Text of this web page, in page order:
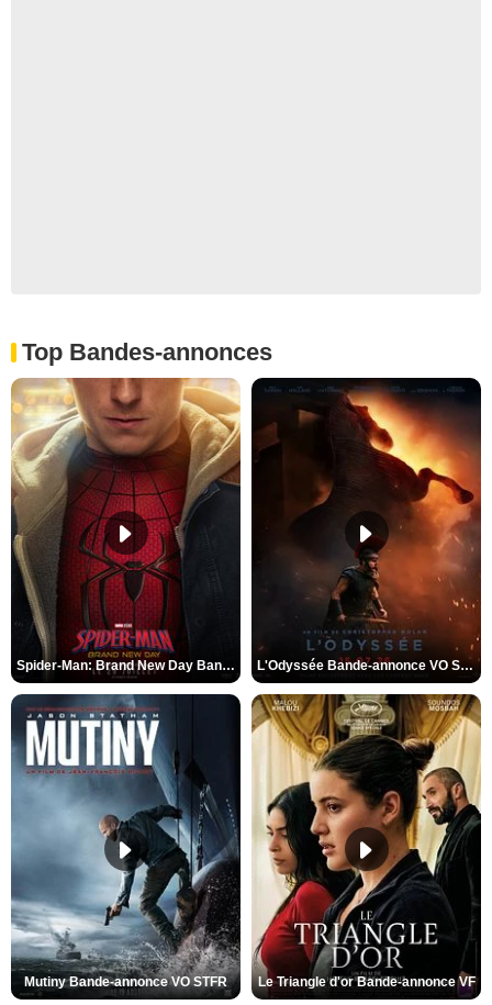
Top Bandes-annonces
Spider-Man: Brand New Day Bande-annonce VO STFR L'Odyssée Bande-annonce VO STFR
Mutiny Bande-annonce VO STFR Le Triangle d'or Bande-annonce VF